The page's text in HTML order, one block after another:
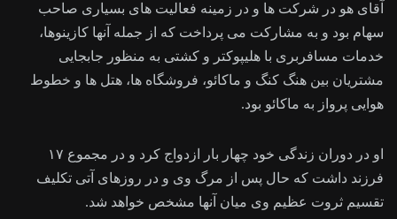
آقای هو در شرکت ها و در زمینه فعالیت های بسیاری صاحب
سهام بود و به مشارکت می پرداخت که از جمله آنها کازینوها،
خدمات مسافربری با هلیپوکتر و کشتی به منظور جابجایی
مشتریان بین هنگ کنگ و ماکائو، فروشگاه ها، هتل ها و خطوط
هوایی پرواز به ماکائو بود.
او در دوران زندگی خود چهار بار ازدواج کرد و در مجموع ۱۷
فرزند داشت که حال پس از مرگ وی و در روزهای آتی تکلیف
تقسیم ثروت عظیم وی میان آنها مشخص خواهد شد.